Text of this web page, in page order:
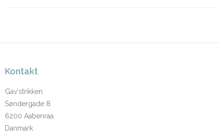
Kontakt
Gav'strikken
Søndergade 8
6200 Aabenraa
Danmark